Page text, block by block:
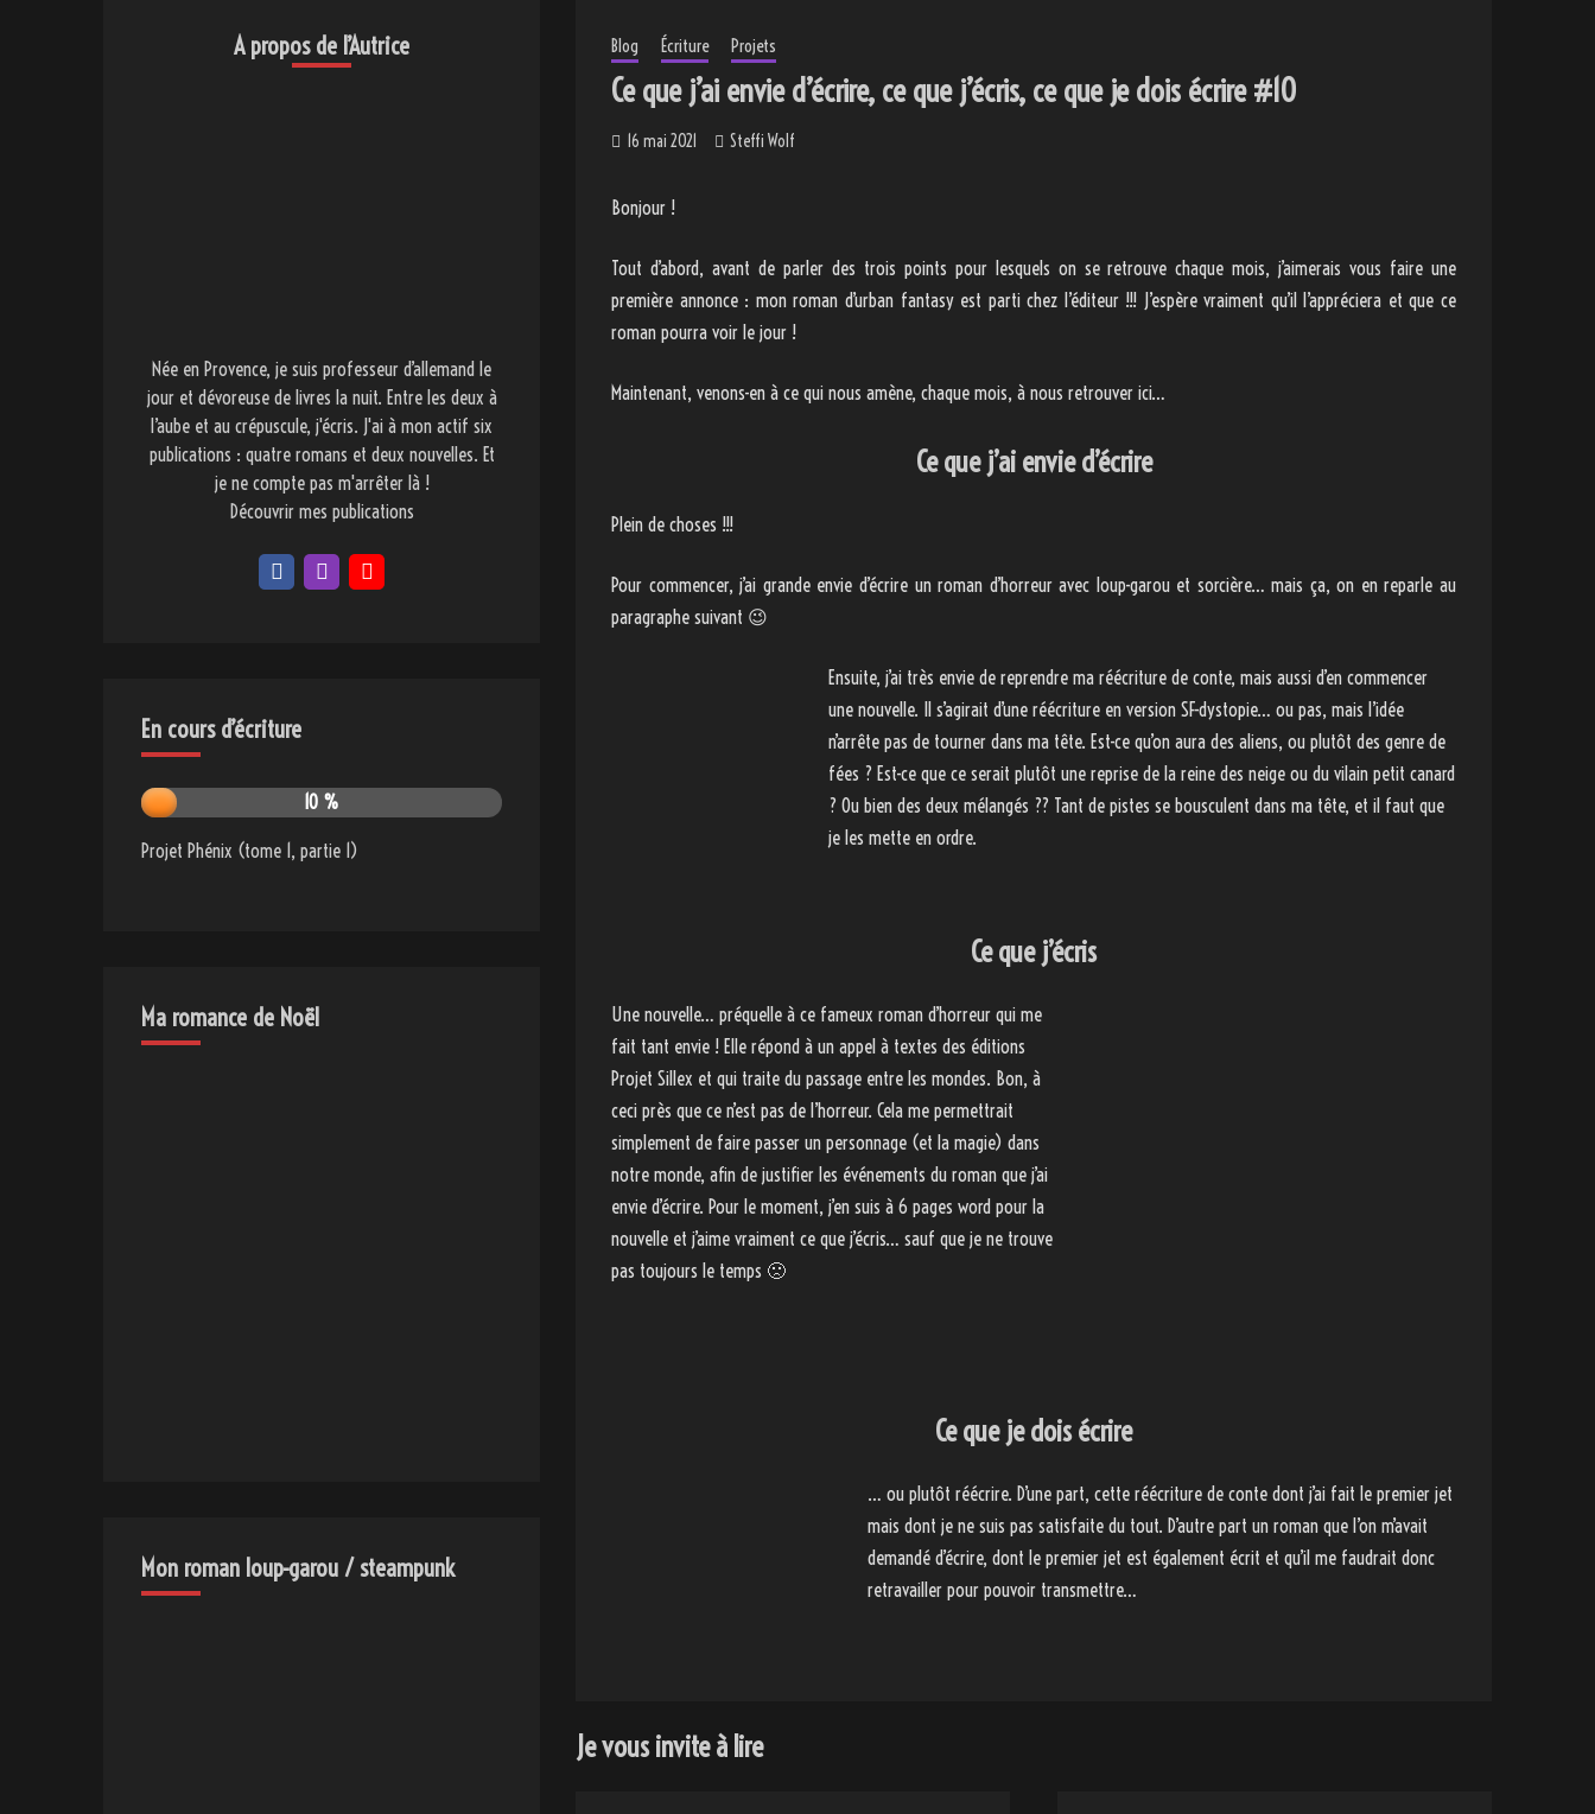
Blog Écriture Projets
Ce que j’ai envie d’écrire, ce que j’écris, ce que je dois écrire #10
16 mai 2021 Steffi Wolf
Bonjour !
Tout d’abord, avant de parler des trois points pour lesquels on se retrouve chaque mois, j’aimerais vous faire une
première annonce : mon roman d’urban fantasy est parti chez l’éditeur !!! J’espère vraiment qu’il l’appréciera et que ce
roman pourra voir le jour !
Maintenant, venons-en à ce qui nous amène, chaque mois, à nous retrouver ici…
Ce que j’ai envie d’écrire
Plein de choses !!!
Pour commencer, j’ai grande envie d’écrire un roman d’horreur avec loup-garou et sorcière… mais ça, on en reparle au
paragraphe suivant 😉
Ensuite, j’ai très envie de reprendre ma réécriture de conte, mais aussi d’en commencer
une nouvelle. Il s’agirait d’une réécriture en version SF-dystopie… ou pas, mais l’idée
n’arrête pas de tourner dans ma tête. Est-ce qu’on aura des aliens, ou plutôt des genre de
fées ? Est-ce que ce serait plutôt une reprise de la reine des neige ou du vilain petit canard
? Ou bien des deux mélangés ?? Tant de pistes se bousculent dans ma tête, et il faut que
je les mette en ordre.
Ce que j’écris
Une nouvelle… préquelle à ce fameux roman d’horreur qui me
fait tant envie ! Elle répond à un appel à textes des éditions
Projet Sillex et qui traite du passage entre les mondes. Bon, à
ceci près que ce n’est pas de l’horreur. Cela me permettrait
simplement de faire passer un personnage (et la magie) dans
notre monde, afin de justifier les événements du roman que j’ai
envie d’écrire. Pour le moment, j’en suis à 6 pages word pour la
nouvelle et j’aime vraiment ce que j’écris… sauf que je ne trouve
pas toujours le temps 🙁
Ce que je dois écrire
… ou plutôt réécrire. D’une part, cette réécriture de conte dont j’ai fait le premier jet
mais dont je ne suis pas satisfaite du tout. D’autre part un roman que l’on m’avait
demandé d’écrire, dont le premier jet est également écrit et qu’il me faudrait donc
retravailler pour pouvoir transmettre…
Je vous invite à lire
A propos de l’Autrice
Née en Provence, je suis professeur d’allemand le
jour et dévoreuse de livres la nuit. Entre les deux à
l’aube et au crépuscule, j'écris. J'ai à mon actif six
publications : quatre romans et deux nouvelles. Et
je ne compte pas m'arrêter là !
Découvrir mes publications
En cours d’écriture
10 %
Projet Phénix (tome 1, partie 1)
Ma romance de Noël
Mon roman loup-garou / steampunk